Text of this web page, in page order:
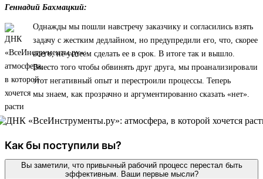
Геннадий Бахмацкий:
Однажды мы пошли навстречу заказчику и согласились взять
задачу с жестким дедлайном, но предупредили его, что, скорее
всего, не успеем сделать ее в срок. В итоге так и вышло.
Вместо того чтобы обвинять друг друга, мы проанализировали
этот негативный опыт и перестроили процессы. Теперь
мы знаем, как прозрачно и аргументированно сказать «нет».
Как бы поступили вы?
Вы заметили, что привычный рабочий процесс перестал быть
эффективным. Ваши первые мысли?